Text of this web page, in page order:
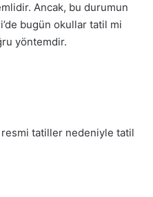
Ancak, bu durumun
bugün okullar tatil mi
yöntemdir.
resmi tatiller nedeniyle tatil